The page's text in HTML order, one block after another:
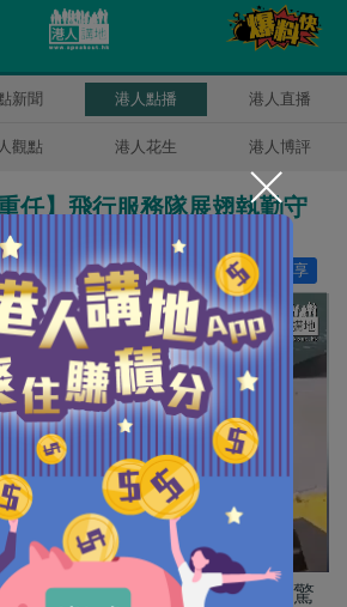
新聞 港人點播 港人直播
觀點 港人花生 港人博評
任】飛行服務隊展翅執勤守
難忘拯救經歷
分享
讚好 6
真係唔簡單，每一次救援都係驚